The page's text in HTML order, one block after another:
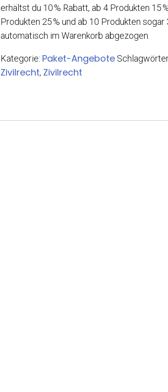
erhältst du 10 % Rabatt, ab 4 Produkten 15 %,
Produkten 25 % und ab 10 Produkten sogar
automatisch im Warenkorb abgezogen.
Kategorie: Paket-Angebote
Zivilrecht, Zivilrecht